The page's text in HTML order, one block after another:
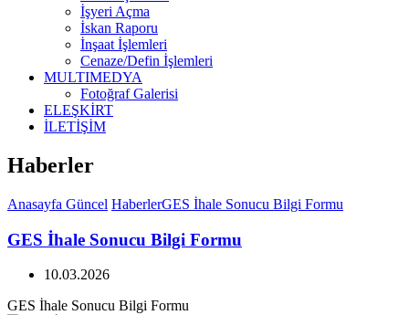
İşyeri Açma
İskan Raporu
İnşaat İşlemleri
Cenaze/Defin İşlemleri
MULTIMEDYA
Fotoğraf Galerisi
ELEŞKİRT
İLETİŞİM
Haberler
Anasayfa Güncel HaberlerGES İhale Sonucu Bilgi Formu
GES İhale Sonucu Bilgi Formu
10.03.2026
GES İhale Sonucu Bilgi Formu